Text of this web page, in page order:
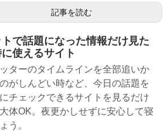
記事を読む
で話題になった情報だけ見た
使えるサイト
ターのタイムラインを全部追いか
がしんどい時など、今日の話題を
チェックできるサイトを見るだけ
体OK。夜更かしせずに安心して寝
う。